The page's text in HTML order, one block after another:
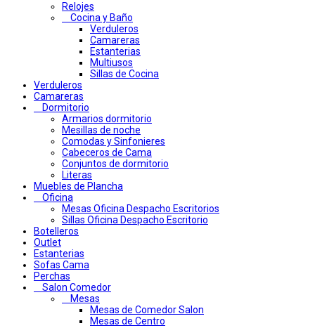
Relojes
Cocina y Baño
Verduleros
Camareras
Estanterias
Multiusos
Sillas de Cocina
Verduleros
Camareras
Dormitorio
Armarios dormitorio
Mesillas de noche
Comodas y Sinfonieres
Cabeceros de Cama
Conjuntos de dormitorio
Literas
Muebles de Plancha
Oficina
Mesas Oficina Despacho Escritorios
Sillas Oficina Despacho Escritorio
Botelleros
Outlet
Estanterias
Sofas Cama
Perchas
Salon Comedor
Mesas
Mesas de Comedor Salon
Mesas de Centro